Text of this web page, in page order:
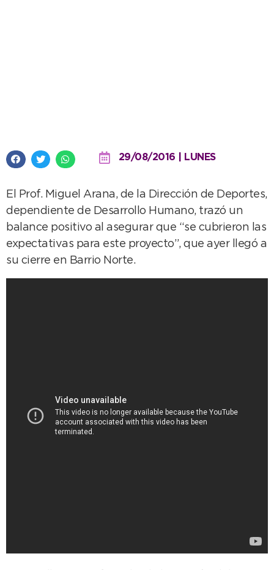
29/08/2016 | LUNES
El Prof. Miguel Arana, de la Dirección de Deportes,
dependiente de Desarrollo Humano, trazó un
balance positivo al asegurar que “se cubrieron las
expectativas para este proyecto”, que ayer llegó a
su cierre en Barrio Norte.